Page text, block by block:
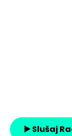
▶️ Slušaj